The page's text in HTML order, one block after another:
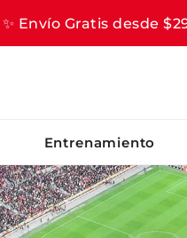
✨ Envío Gratis desde
Entrenamiento